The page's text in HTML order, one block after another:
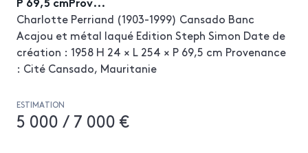
Charlotte Perriand (1903-1999) Cansado Banc
Acajou et métal laqué Edition Steph Simon Date de
création : 1958 H 24 × L 254 × P 69,5 cm Provenance
: Cité Cansado, Mauritanie
ESTIMATION
5 000 / 7 000 €